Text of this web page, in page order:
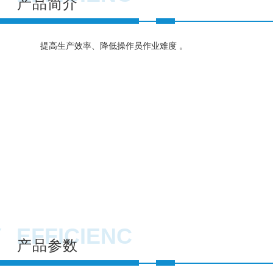
产品简介
提高生产效率、降低操作员作业难度 。
EFFICIENC
产品参数